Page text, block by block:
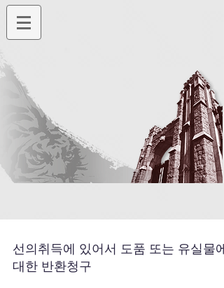
선의취득에 있어서 도품 또는 유실물에
대한 반환청구